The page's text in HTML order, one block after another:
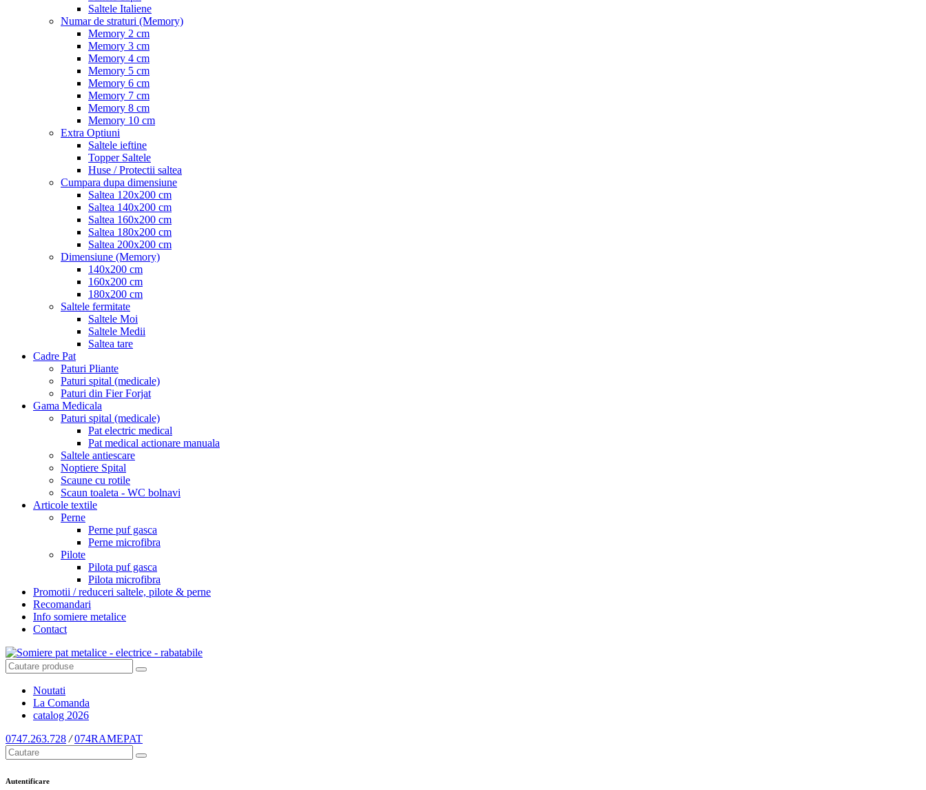
Saltele Italiene
Numar de straturi (Memory)
Memory 2 cm
Memory 3 cm
Memory 4 cm
Memory 5 cm
Memory 6 cm
Memory 7 cm
Memory 8 cm
Memory 10 cm
Extra Optiuni
Saltele ieftine
Topper Saltele
Huse / Protectii saltea
Cumpara dupa dimensiune
Saltea 120x200 cm
Saltea 140x200 cm
Saltea 160x200 cm
Saltea 180x200 cm
Saltea 200x200 cm
Dimensiune (Memory)
140x200 cm
160x200 cm
180x200 cm
Saltele fermitate
Saltele Moi
Saltele Medii
Saltea tare
Cadre Pat
Paturi Pliante
Paturi spital (medicale)
Paturi din Fier Forjat
Gama Medicala
Paturi spital (medicale)
Pat electric medical
Pat medical actionare manuala
Saltele antiescare
Noptiere Spital
Scaune cu rotile
Scaun toaleta - WC bolnavi
Articole textile
Perne
Perne puf gasca
Perne microfibra
Pilote
Pilota puf gasca
Pilota microfibra
Promotii / reduceri saltele, pilote & perne
Recomandari
Info somiere metalice
Contact
Noutati
La Comanda
catalog 2026
0747.263.728 / 074RAMEPAT
Autentificare